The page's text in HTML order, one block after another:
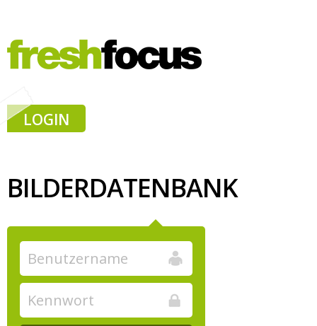
LOGIN
BILDERDATENBANK